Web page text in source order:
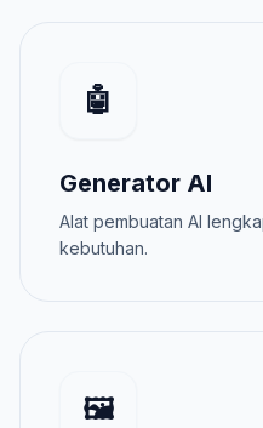
🤖
Generator AI
Alat pembuatan AI
kebutuhan.
🖼️